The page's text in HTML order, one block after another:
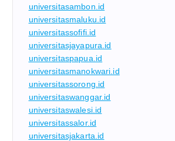
universitasambon.id
universitasmaluku.id
universitassofifi.id
universitasjayapura.id
universitaspapua.id
universitasmanokwari.id
universitassorong.id
universitaswanggar.id
universitaswalesi.id
universitassalor.id
universitasjakarta.id